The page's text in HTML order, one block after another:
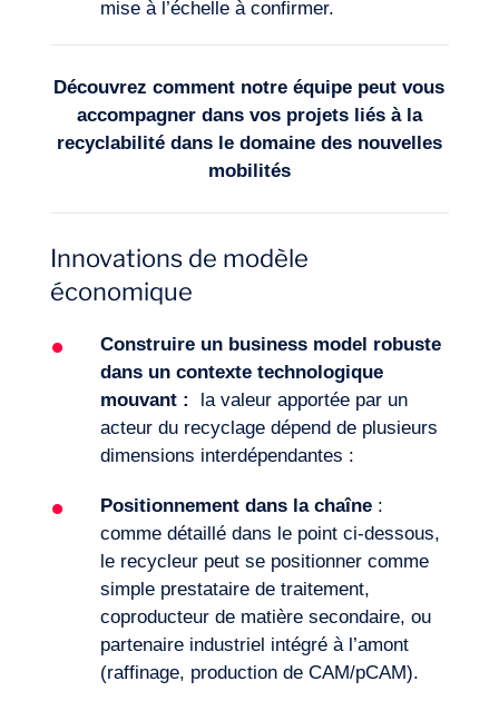
mise à l’échelle à confirmer.
Découvrez comment notre équipe peut vous
accompagner dans vos projets liés à la
recyclabilité dans le domaine des nouvelles
mobilités
Innovations de modèle
économique
Construire un business model robuste
dans un contextetechnologique
mouvant : la valeur apportée par un
acteur du recyclage dépend de plusieurs
dimensions interdépendantes :
Positionnement dans la chaîne:
comme détaillé dans le point ci-dessous,
le recycleur peut se positionner comme
simple prestataire de traitement,
coproducteur de matière secondaire, ou
partenaire industriel intégré à l’amont
(raffinage, production de CAM/pCAM).